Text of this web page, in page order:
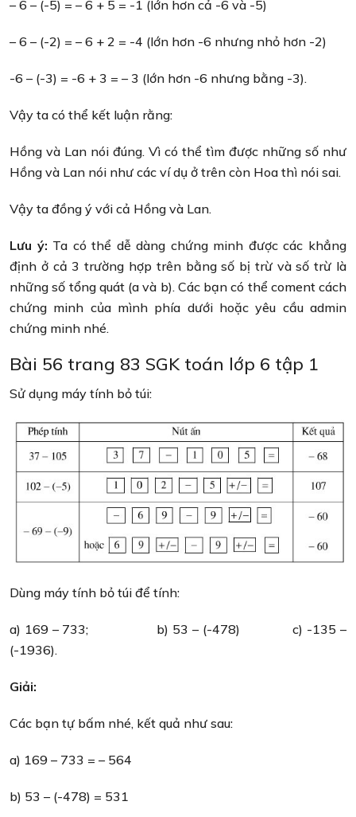
– 6 – (-5) = – 6 + 5 = -1 (lớn hơn cả -6 và -5)
– 6 – (-2) = – 6 + 2 = -4 (lớn hơn -6 nhưng nhỏ hơn -2)
-6 – (-3) = -6 + 3 = – 3 (lớn hơn -6 nhưng bằng -3).
Vậy ta có thể kết luận rằng:
Hồng và Lan nói đúng. Vì có thể tìm được những số như
Hồng và Lan nói như các ví dụ ở trên còn Hoa thì nói sai.
Vậy ta đồng ý với cả Hồng và Lan.
Lưu ý: Ta có thể dễ dàng chứng minh được các khẳng
định ở cả 3 trường hợp trên bằng số bị trừ và số trừ là
những số tổng quát (a và b). Các bạn có thể coment cách
chứng minh của mình phía dưới hoặc yêu cầu admin
chứng minh nhé.
Bài 56 trang 83 SGK toán lớp 6 tập 1
Sử dụng máy tính bỏ túi:
Dùng máy tính bỏ túi để tính:
a) 169 – 733; b) 53 – (-478) c) -135 –
(-1936).
Giải:
Các bạn tự bấm nhé, kết quả như sau:
a) 169 – 733 = – 564
b) 53 – (-478) = 531